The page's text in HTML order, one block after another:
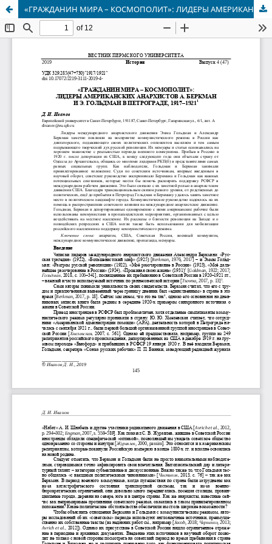
«ГРАЖДАНИН МИРА – КОСМОПОЛИТ»: ЛИДЕРЫ АМЕРИКАНСКИХ АНАРХИСТОВ А. БЕРКМАН И Э. ГОЛЬДМАН В ПЕТРОГРАДЕ, 1917–1921